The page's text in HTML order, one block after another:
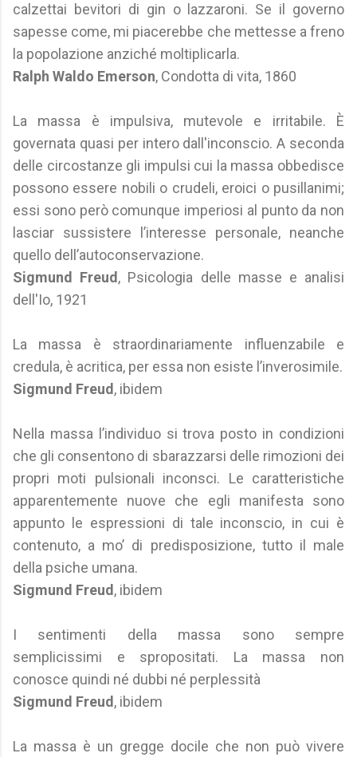
calzettai bevitori di gin o lazzaroni. Se il governo
sapesse come, mi piacerebbe che mettesse a freno
la popolazione anziché moltiplicarla.
Ralph Waldo Emerson, Condotta di vita, 1860
La massa è impulsiva, mutevole e irritabile. È
governata quasi per intero dall'inconscio. A seconda
delle circostanze gli impulsi cui la massa obbedisce
possono essere nobili o crudeli, eroici o pusillanimi;
essi sono però comunque imperiosi al punto da non
lasciar sussistere l’interesse personale, neanche
quello dell’autoconservazione.
Sigmund Freud , Psicologia delle masse e analisi
dell'Io, 1921
La massa è straordinariamente influenzabile e
credula, è acritica, per essa non esiste l’inverosimile.
Sigmund Freud , ibidem
Nella massa l’individuo si trova posto in condizioni
che gli consentono di sbarazzarsi delle rimozioni dei
propri moti pulsionali inconsci. Le caratteristiche
apparentemente nuove che egli manifesta sono
appunto le espressioni di tale inconscio, in cui è
contenuto, a mo’ di predisposizione, tutto il male
della psiche umana.
Sigmund Freud , ibidem
I sentimenti della massa sono sempre
semplicissimi e spropositati. La massa non
conosce quindi né dubbi né perplessità
Sigmund Freud , ibidem
La massa è un gregge docile che non può vivere